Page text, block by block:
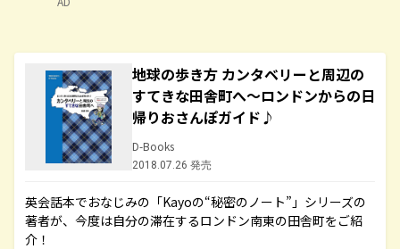
地球の歩き方 カンタベリーと周辺の
すてきな田舎町へ～ロンドンからの日
帰りおさんぽガイド♪
D-Books
2018.07.26 発売
英会話本でおなじみの「Kayoの“秘密のノート”」シリーズの
著者が、今度は自分の滞在するロンドン南東の田舎町をご紹
介！